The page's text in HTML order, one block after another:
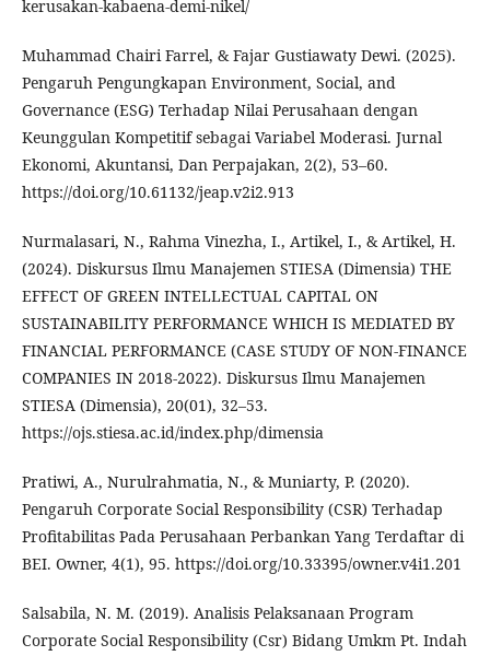
kerusakan-kabaena-demi-nikel/
Muhammad Chairi Farrel, & Fajar Gustiawaty Dewi. (2025).
Pengaruh Pengungkapan Environment, Social, and
Governance (ESG) Terhadap Nilai Perusahaan dengan
Keunggulan Kompetitif sebagai Variabel Moderasi. Jurnal
Ekonomi, Akuntansi, Dan Perpajakan, 2(2), 53–60.
https://doi.org/10.61132/jeap.v2i2.913
Nurmalasari, N., Rahma Vinezha, I., Artikel, I., & Artikel, H.
(2024). Diskursus Ilmu Manajemen STIESA (Dimensia) THE
EFFECT OF GREEN INTELLECTUAL CAPITAL ON
SUSTAINABILITY PERFORMANCE WHICH IS MEDIATED BY
FINANCIAL PERFORMANCE (CASE STUDY OF NON-FINANCE
COMPANIES IN 2018-2022). Diskursus Ilmu Manajemen
STIESA (Dimensia), 20(01), 32–53.
https://ojs.stiesa.ac.id/index.php/dimensia
Pratiwi, A., Nurulrahmatia, N., & Muniarty, P. (2020).
Pengaruh Corporate Social Responsibility (CSR) Terhadap
Profitabilitas Pada Perusahaan Perbankan Yang Terdaftar di
BEI. Owner, 4(1), 95. https://doi.org/10.33395/owner.v4i1.201
Salsabila, N. M. (2019). Analisis Pelaksanaan Program
Corporate Social Responsibility (Csr) Bidang Umkm Pt. Indah